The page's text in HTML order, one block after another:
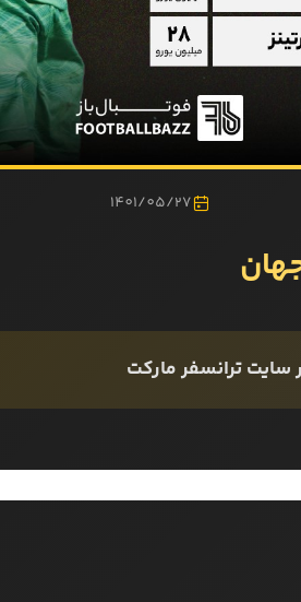
1401/05/27
سایت ترانسفر مارکت